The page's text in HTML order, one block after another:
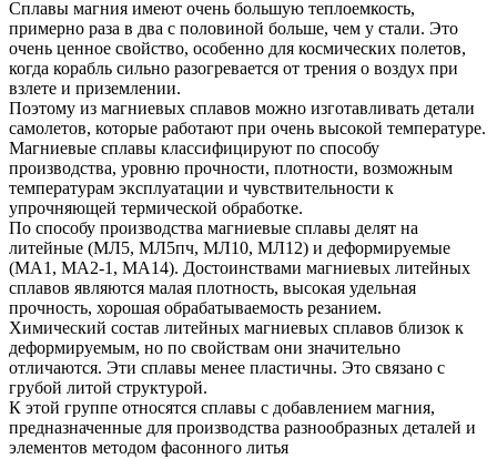
Сплавы магния имеют очень большую теплоемкость,
примерно раза в два с половиной больше, чем у стали. Это
очень ценное свойство, особенно для космических полетов,
когда корабль сильно разогревается от трения о воздух при
взлете и приземлении.
Поэтому из магниевых сплавов можно изготавливать детали
самолетов, которые работают при очень высокой температуре.
Магниевые сплавы классифицируют по способу
производства, уровню прочности, плотности, возможным
температурам эксплуатации и чувствительности к
упрочняющей термической обработке.
По способу производства магниевые сплавы делят на
литейные (МЛ5, МЛ5пч, МЛ10, МЛ12) и деформируемые
(МА1, МА2-1, МА14). Достоинствами магниевых литейных
сплавов являются малая плотность, высокая удельная
прочность, хорошая обрабатываемость резанием.
Химический состав литейных магниевых сплавов близок к
деформируемым, но по свойствам они значительно
отличаются. Эти сплавы менее пластичны. Это связано с
грубой литой структурой.
К этой группе относятся сплавы с добавлением магния,
предназначенные для производства разнообразных деталей и
элементов методом фасонного литья